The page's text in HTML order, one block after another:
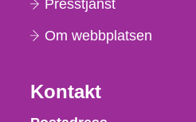
Presstjänst
Om webbplatsen
Kontakt
Strålsäkerhetsmyndigheten